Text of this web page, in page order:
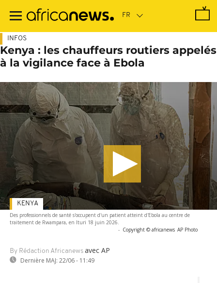
contenu
INFOS
Kenya : les chauffeurs routiers appelés
à la vigilance face à Ebola
Des professionnels de santé s'occupent d'un patient atteint d'Ebola au centre de
traitement de Rwampara, en Ituri 18 juin 2026.
- Copyright © africanews AP Photo
By Rédaction Africanews avec AP
Dernière MAJ: 22/06 - 11:49
KENYA